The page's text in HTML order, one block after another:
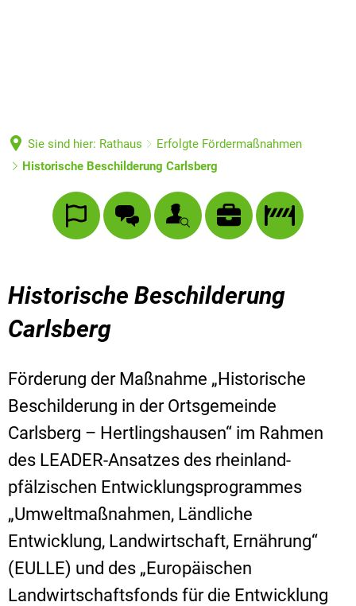
Sie sind hier: Rathaus
Erfolgte Fördermaßnahmen
Historische Beschilderung Carlsberg
Historische Beschilderung
Carlsberg
Förderung der Maßnahme „Historische
Beschilderung in der Ortsgemeinde
Carlsberg – Hertlingshausen“ im Rahmen
des LEADER-Ansatzes des rheinland-
pfälzischen Entwicklungsprogrammes
„Umweltmaßnahmen, Ländliche
Entwicklung, Landwirtschaft, Ernährung“
(EULLE) und des „Europäischen
Landwirtschaftsfonds für die Entwicklung